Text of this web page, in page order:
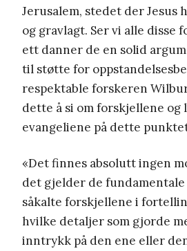
Jerusalem, stedet der Jesus
og gravlagt. Ser vi alle disse
ett danner de en solid
til støtte for
respektable forskeren
dette å si om forskjellene og
evangeliene på dette
«Det finnes absolutt ingen
det gjelder de fundamentale
såkalte forskjellene i
hvilke detaljer som gjorde
inntrykk på den ene eller